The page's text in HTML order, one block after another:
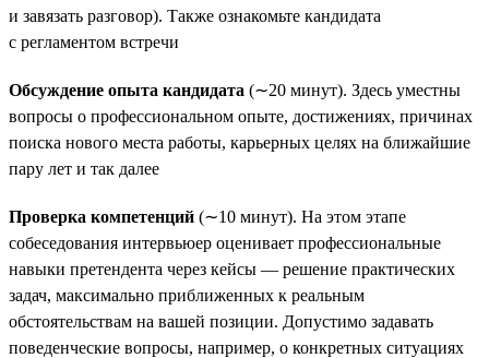
и завязать разговор). Также ознакомьте кандидата
с регламентом встречи
Обсуждение опыта кандидата (∼20 минут). Здесь уместны
вопросы о профессиональном опыте, достижениях, причинах
поиска нового места работы, карьерных целях на ближайшие
пару лет и так далее
Проверка компетенций (∼10 минут). На этом этапе
собеседования интервьюер оценивает профессиональные
навыки претендента через кейсы — решение практических
задач, максимально приближенных к реальным
обстоятельствам на вашей позиции. Допустимо задавать
поведенческие вопросы, например, о конкретных ситуациях